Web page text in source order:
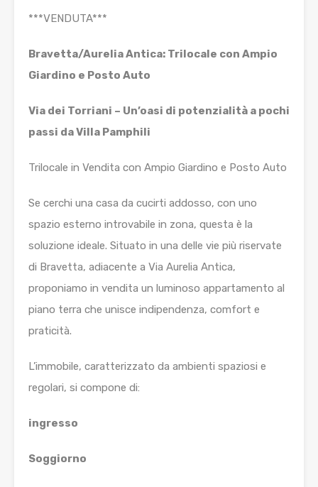
***VENDUTA***
Bravetta/Aurelia Antica: Trilocale con Ampio
Giardino e Posto Auto
Via dei Torriani – Un’oasi di potenzialità a pochi
passi da Villa Pamphili
Trilocale in Vendita con Ampio Giardino e Posto Auto
Se cerchi una casa da cucirti addosso, con uno
spazio esterno introvabile in zona, questa è la
soluzione ideale. Situato in una delle vie più riservate
di Bravetta, adiacente a Via Aurelia Antica,
proponiamo in vendita un luminoso appartamento al
piano terra che unisce indipendenza, comfort e
praticità.
L’immobile, caratterizzato da ambienti spaziosi e
regolari, si compone di:
ingresso
Soggiorno